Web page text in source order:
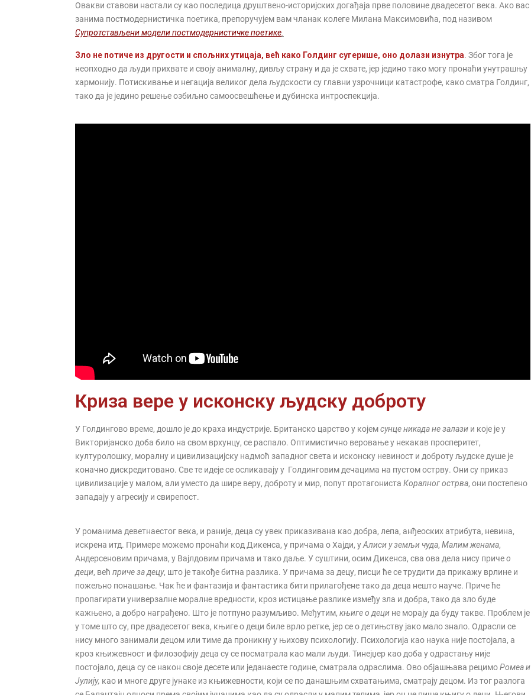
Овакви ставови настали су као последица друштвено-историјских догађаја прве половине двадесетог века. Ако вас
занима постмодернистичка поетика, препоручујем вам чланак колеге Милана Максимовића, под називом
Супротстављени модели постмодернистичке поетике
Зло не потиче из другости и спољних утицаја, већ како Голдинг сугерише, оно долази изнутра. Због тога је
неопходно да људи прихвате и своју анималну, дивљу страну и да је схвате, јер једино тако могу пронаћи унутрашњу
хармонију. Потискивање и негација великог дела људскости су главни узрочници катастрофе, како сматра Голдинг,
тако да је једино решење озбиљно самоосвешћење и дубинска интроспекција.
Криза вере у исконску људску доброту
У Голдингово време, дошло је до краха индустрије. Британско царство у којемсунце никада не залази и које је у
Викторијанско доба било на свом врхунцу, се распало. Оптимистично веровање у некакав просперитет,
културолошку, моралну и цивилизацијску надмоћ западног света и исконску невиност и доброту људске душе је
коначно дискредитовано. Све те идеје се осликавају у Голдинговим дечацима на пустом острву. Они су приказ
цивилизације у малом, али уместо да шире веру, доброту и мир, попут протагониста Коралног острва, они постепено
западају у агресију и свирепост.
У романима деветнаестог века, и раније, деца су увек приказивана као добра, лепа, анђеоских атрибута, невина,
искрена итд. Примере можемо пронаћи код Дикенса, у причама о Хајди, уАлиси у земљи чуда, Малим женама,
Андерсеновим причама, у Вајлдовим причама и тако даље. У суштини, осим Дикенса, сва ова дела нису причео
деци, већ приче за децу, што је такође битна разлика. У причама за децу, писци ће се трудити да прикажу врлине и
пожељно понашање. Чак ће и фантазија и фантастика бити прилагођене тако да деца нешто науче. Приче ће
пропагирати универзалне моралне вредности, кроз истицање разлике између зла и добра, тако да зло буде
кажњено, а добро награђено. Што је потпуно разумљиво. Међутим, књиге о деци не морају да буду такве. Проблем је
у томе што су, пре двадесетог века, књиге о деци биле врло ретке, јер се о детињству јако мало знало. Одрасли се
нису много занимали децом или тиме да проникну у њихову психологију. Психологија као наука није постојала, а
кроз књижевност и филозофију деца су се посматрала као мали људи. Тинејџер као доба у одрастању није
постојало, деца су се након своје десете или једанаесте године, сматрала одраслима. Ово објашњава рецимоРомеа и
Јулију, као и многе друге јунаке из књижевности, који се по данашњим схватањима, сматрају децом. Из тог разлога